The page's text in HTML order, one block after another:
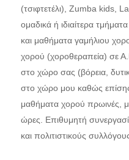
(τσιφτετέλι), Zumba kids,
ομαδικά ή ιδιαίτερα
και μαθήματα γαμήλιου
χορού (χοροθεραπεία) σε
στο χώρο σας (βόρεια,
στο χώρο μου καθώς
μαθήματα χορού πρωινές,
ώρες. Επιθυμητή
και πολιτιστικούς